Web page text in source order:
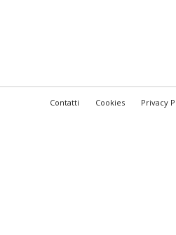
Contatti Cookies Privacy